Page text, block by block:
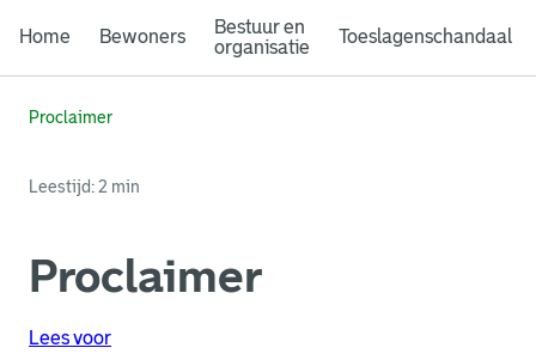
Home Bewoners
Bestuur en
organisatie
Toeslagenschandaal
Proclaimer
Leestijd: 2 min
Proclaimer
Lees voor